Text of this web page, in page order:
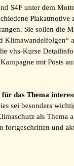
S4F unter dem
Sie sollen die
vhs-Kurse
mit Posts
das Thema
sei besonders
als Thema
fortgeschritten und